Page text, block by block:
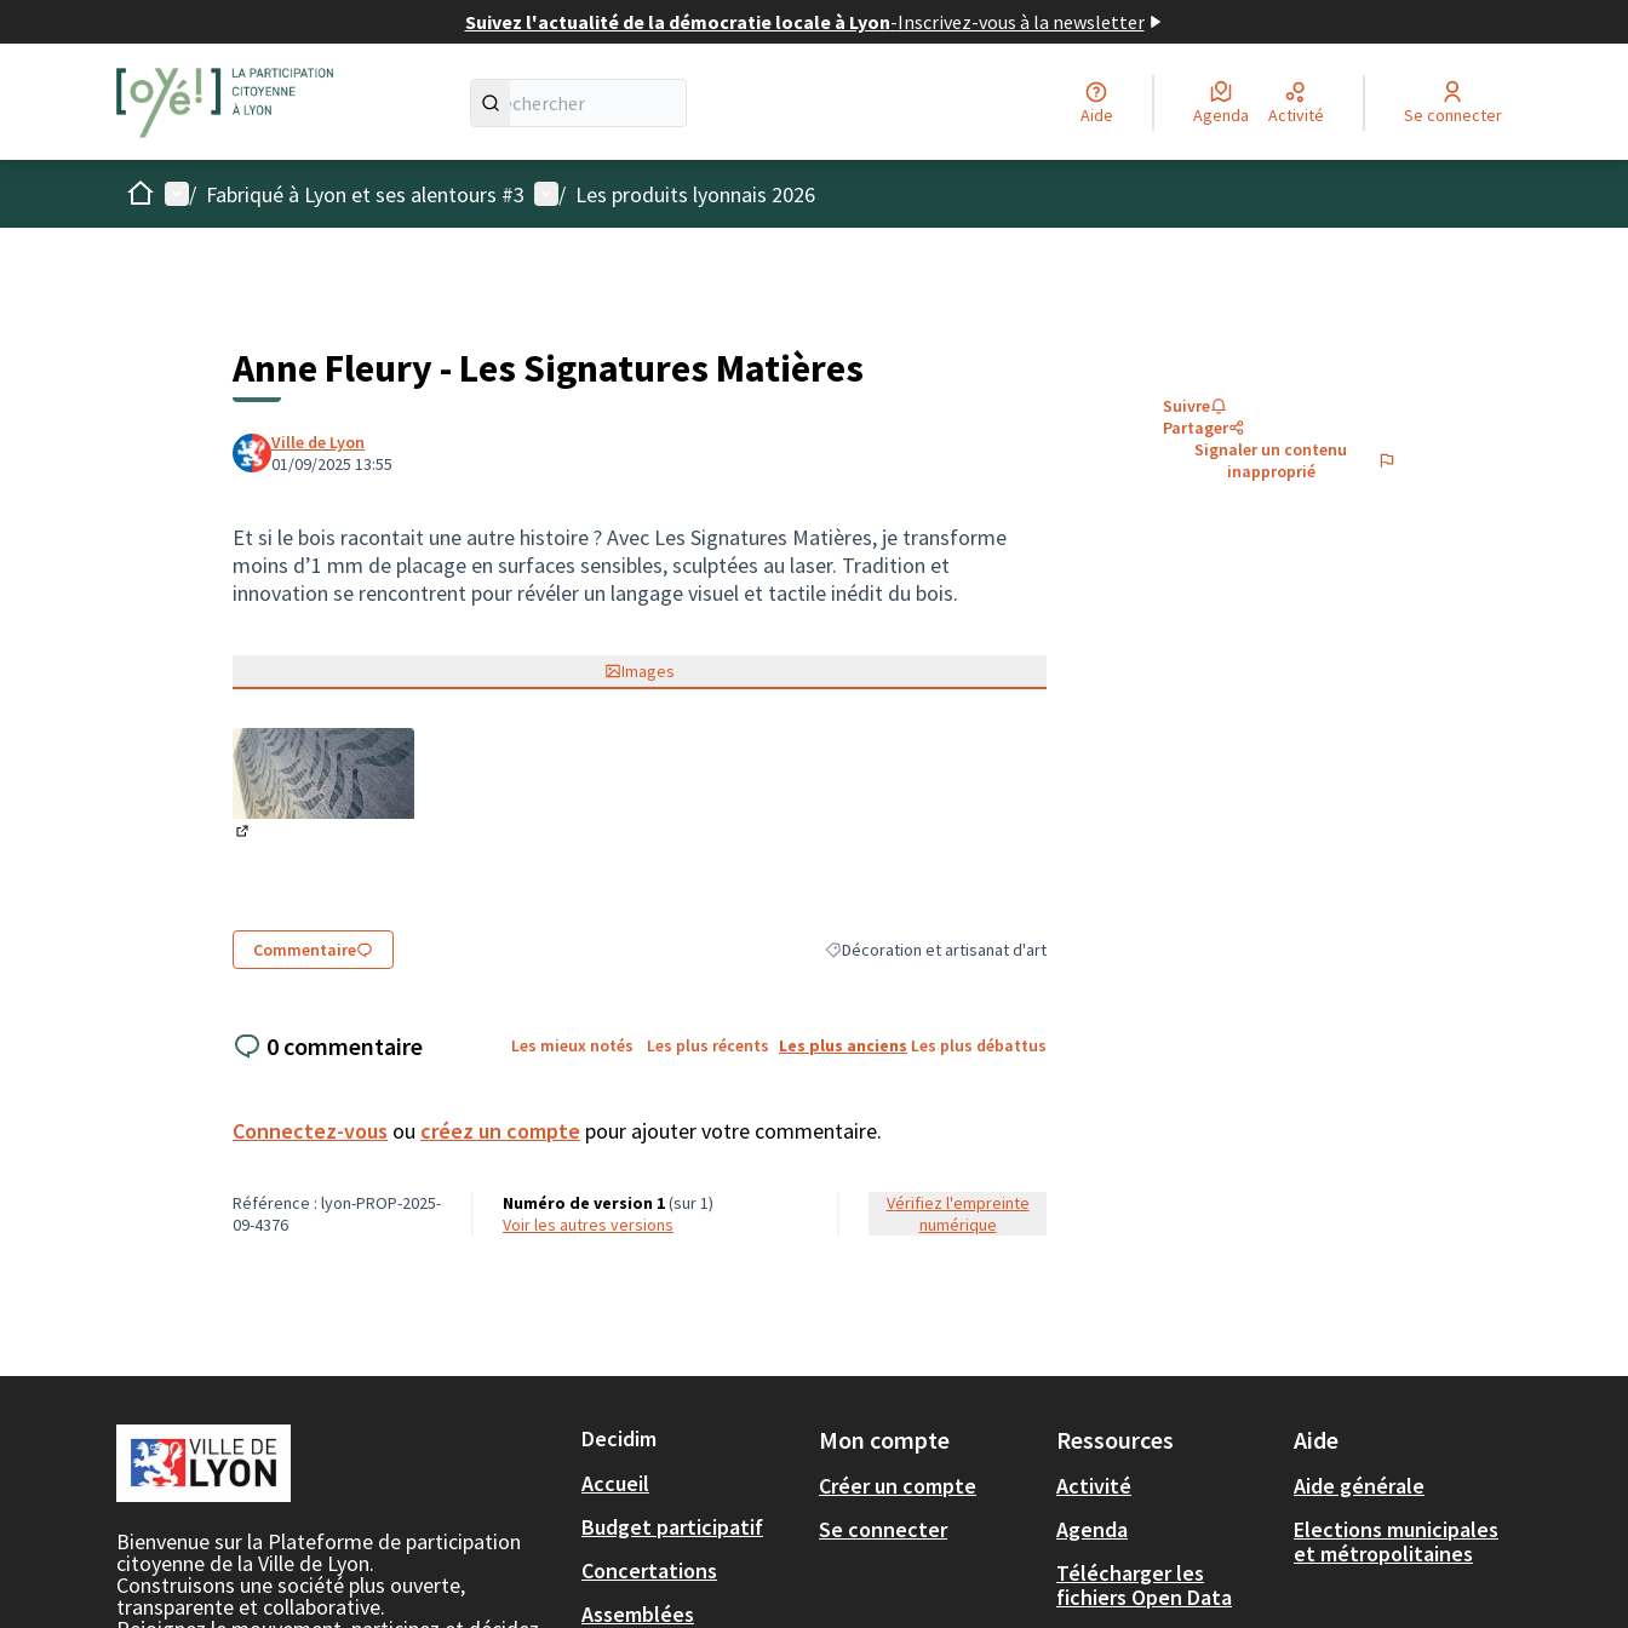
Suivez l'actualité de la démocratie locale à Lyon-Inscrivez-vous à la newsletter
Aide Agenda Activité Se connecter
AccueilMenu principal
/ Fabriqué à Lyon et ses alentours #3 Menu utilisateur
/ Les produits lyonnais 2026
Anne Fleury - Les Signatures Matières
Ville de Lyon
01/09/2025 13:55
Et si le bois racontait une autre histoire ? Avec Les Signatures Matières, je transforme
moins d’1 mm de placage en surfaces sensibles, sculptées au laser. Tradition et
innovation se rencontrent pour révéler un langage visuel et tactile inédit du bois.
Images
Commentaire Filtrer les résultats de la catégorie : Décoration et artisanat d'art
Décoration et artisanat d'art
Suivre
Partager
Signaler un contenu
inapproprié
0 commentaire Les mieux notés Les plus récents Les plus anciens Les plus débattus
Connectez-vous ou créez un compte pour ajouter votre commentaire.
Référence : lyon-PROP-2025-
09-4376
Numéro de version 1(sur 1)
voir les autres versions
Vérifiez l'empreinte
numérique
Bienvenue sur la Plateforme de participation
citoyenne de la Ville de Lyon.
Construisons une société plus ouverte,
transparente et collaborative.
Decidim
Accueil
Budget participatif
Concertations
Assemblées
Mon compte
Créer un compte
Se connecter
Ressources
Activité
Agenda
Télécharger les
fichiers Open Data
Aide
Aide générale
Elections municipales
et métropolitaines